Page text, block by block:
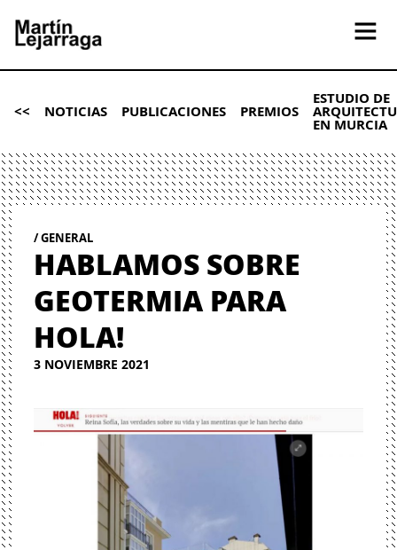
<< NOTICIAS PUBLICACIONES PREMIOS
ESTUDIO DE
EN MURCIA
GENERAL
HABLAMOS SOBRE
GEOTERMIA PARA
HOLA!
3 NOVIEMBRE 2021